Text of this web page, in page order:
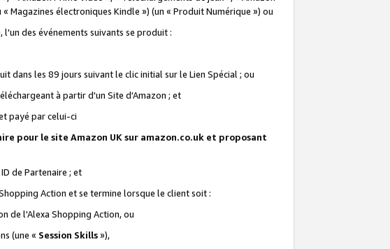
Magazines électroniques Kindle ») (un « Produit Numérique ») ou
l'un des événements suivants se produit :
les 89 jours suivant le clic initial sur le Lien Spécial ; ou
à partir d'un Site d'Amazon ; et
payé par celui-ci
pour le site Amazon UK sur amazon.co.uk et proposant
de Partenaire ; et
Action et se termine lorsque le client soit :
de l'Alexa Shopping Action, ou
(une « Session Skills»),